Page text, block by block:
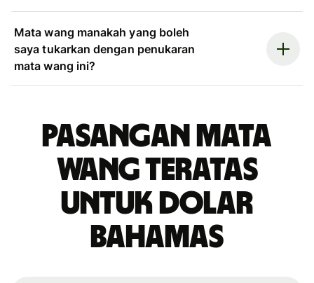
Mata wang manakah yang boleh
saya tukarkan dengan penukaran
mata wang ini?
Pasangan mata
wang teratas
untuk dolar
Bahamas